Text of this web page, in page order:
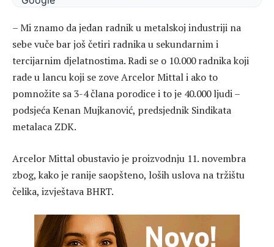
– Mi znamo da jedan radnik u metalskoj industriji na
sebe vuče bar još četiri radnika u sekundarnim i
tercijarnim djelatnostima. Radi se o 10.000 radnika koji
rade u lancu koji se zove Arcelor Mittal i ako to
pomnožite sa 3-4 člana porodice i to je 40.000 ljudi –
podsjeća Kenan Mujkanović, predsjednik Sindikata
metalaca ZDK.
Arcelor Mittal obustavio je proizvodnju 11. novembra
zbog, kako je ranije saopšteno, loših uslova na tržištu
čelika, izvještava BHRT.